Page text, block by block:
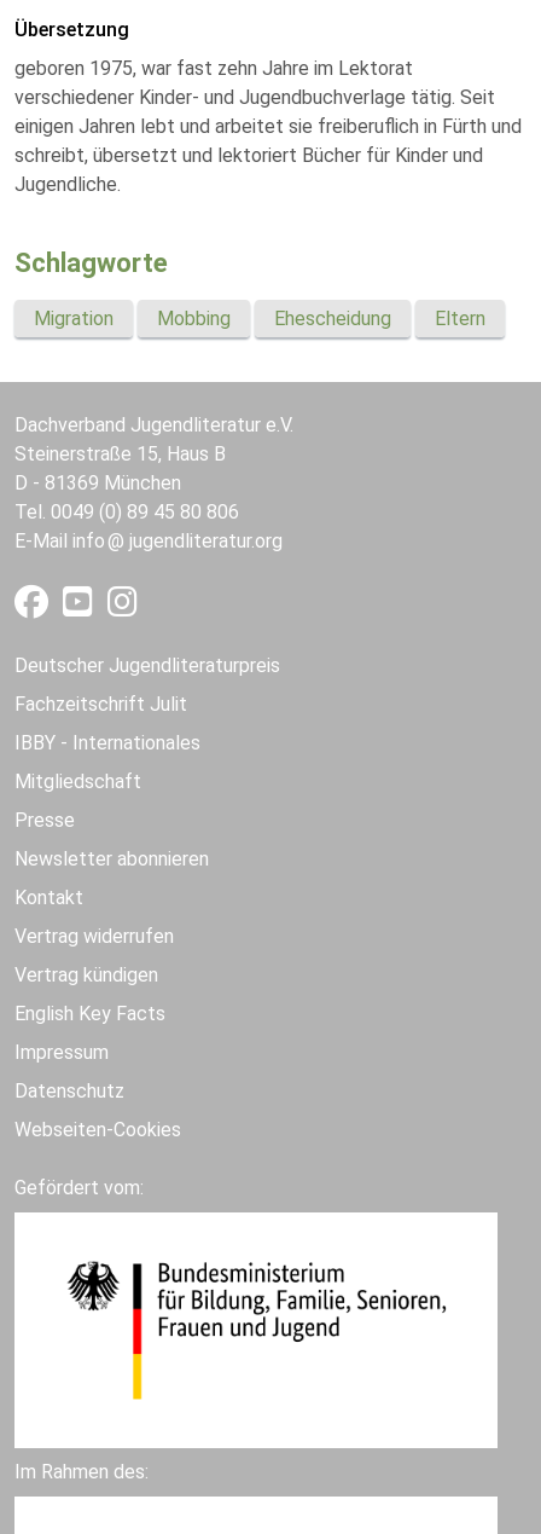
Übersetzung
geboren 1975, war fast zehn Jahre im Lektorat
verschiedener Kinder- und Jugendbuchverlage tätig. Seit
einigen Jahren lebt und arbeitet sie freiberuflich in Fürth und
schreibt, übersetzt und lektoriert Bücher für Kinder und
Jugendliche.
Schlagworte
Migration Mobbing Ehescheidung Eltern
Dachverband Jugendliteratur e.V.
Steinerstraße 15, Haus B
D - 81369 München
Tel. 0049 (0) 89 45 80 806
E-Mail info jugendliteratur.org
Deutscher Jugendliteraturpreis
Fachzeitschrift Julit
IBBY - Internationales
Mitgliedschaft
Presse
Newsletter abonnieren
Kontakt
Vertrag widerrufen
Vertrag kündigen
English Key Facts
Impressum
Datenschutz
Webseiten-Cookies
Gefördert vom:
Im Rahmen des: